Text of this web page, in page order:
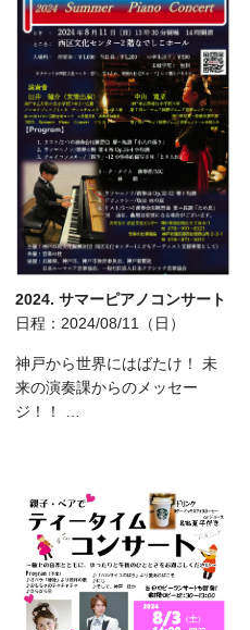
2024. サマーピアノコンサート
日程：2024/08/11（日）
神戸から世界にはばたけ！ 未
来の演奏課からのメッセー
ジ！！ …